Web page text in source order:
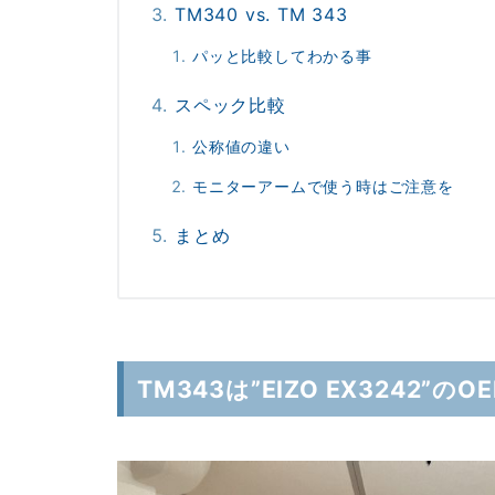
TM340 vs. TM 343
パッと比較してわかる事
スペック比較
公称値の違い
モニターアームで使う時はご注意を
まとめ
TM343は”EIZO EX3242”の